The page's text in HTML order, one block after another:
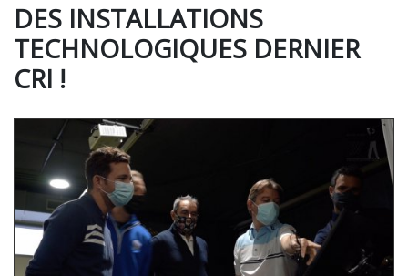
DES INSTALLATIONS
TECHNOLOGIQUES DERNIER
CRI !